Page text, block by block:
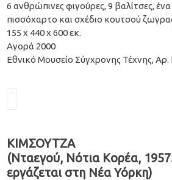
6 ανθρώπινες φιγούρες, 9 βαλίτσες,
πισσόχαρτο και σχέδιο κουτσού
155 x 440 x 600 εκ.
Αγορά 2000
Εθνικό Μουσείο Σύγχρονης Τέχνης, Αρ.
ΚΙΜΣΟΥΤΖΑ
(Νταεγού, Νότια Κορέα,
εργάζεται στη Νέα Υόρκη)